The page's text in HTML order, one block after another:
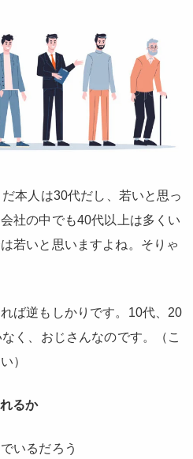
だ本人は30代だし、若いと思っ
社の中でも40代以上は多くい
若いと思いますよね。そりゃ
ば逆もしかり です。 10代、20
く、おじさんなのです。（こ
）
るか
いるだろう